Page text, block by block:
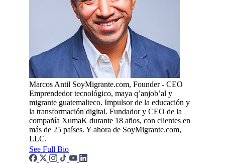
Marcos Antil SoyMigrante.com, Founder - CEO
Emprendedor tecnológico, maya q’anjob’al y
migrante guatemalteco. Impulsor de la educación y
la transformación digital. Fundador y CEO de la
compañía XumaK durante 18 años, con clientes en
más de 25 países. Y ahora de SoyMigrante.com,
LLC.
See Full Bio